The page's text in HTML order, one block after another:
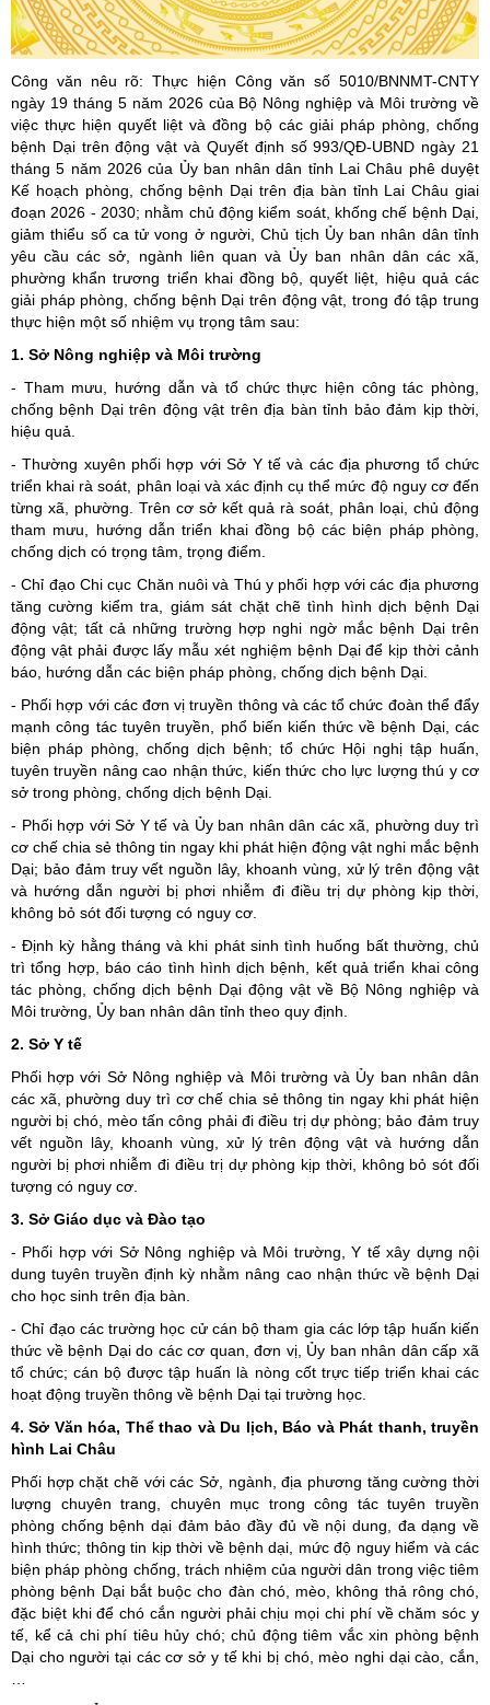
Công văn nêu rõ: Thực hiện Công văn số 5010/BNNMT-CNTY
ngày 19 tháng 5 năm 2026 của Bộ Nông nghiệp và Môi trường về
việc thực hiện quyết liệt và đồng bộ các giải pháp phòng, chống
bệnh Dại trên động vật và Quyết định số 993/QĐ-UBND ngày 21
tháng 5 năm 2026 của Ủy ban nhân dân tỉnh Lai Châu phê duyệt
Kế hoạch phòng, chống bệnh Dại trên địa bàn tỉnh Lai Châu giai
đoạn 2026 - 2030; nhằm chủ động kiểm soát, khống chế bệnh Dại,
giảm thiểu số ca tử vong ở người, Chủ tịch Ủy ban nhân dân tỉnh
yêu cầu các sở, ngành liên quan và Ủy ban nhân dân các xã,
phường khẩn trương triển khai đồng bộ, quyết liệt, hiệu quả các
giải pháp phòng, chống bệnh Dại trên động vật, trong đó tập trung
thực hiện một số nhiệm vụ trọng tâm sau:
1. Sở Nông nghiệp và Môi trường
- Tham mưu, hướng dẫn và tổ chức thực hiện công tác phòng,
chống bệnh Dại trên động vật trên địa bàn tỉnh bảo đảm kịp thời,
hiệu quả.
- Thường xuyên phối hợp với Sở Y tế và các địa phương tổ chức
triển khai rà soát, phân loại và xác định cụ thể mức độ nguy cơ đến
từng xã, phường. Trên cơ sở kết quả rà soát, phân loại, chủ động
tham mưu, hướng dẫn triển khai đồng bộ các biện pháp phòng,
chống dịch có trọng tâm, trọng điểm.
- Chỉ đạo Chi cục Chăn nuôi và Thú y phối hợp với các địa phương
tăng cường kiểm tra, giám sát chặt chẽ tình hình dịch bệnh Dại
động vật; tất cả những trường hợp nghi ngờ mắc bệnh Dại trên
động vật phải được lấy mẫu xét nghiệm bệnh Dại để kịp thời cảnh
báo, hướng dẫn các biện pháp phòng, chống dịch bệnh Dại.
- Phối hợp với các đơn vị truyền thông và các tổ chức đoàn thể đẩy
mạnh công tác tuyên truyền, phổ biến kiến thức về bệnh Dại, các
biện pháp phòng, chống dịch bệnh; tổ chức Hội nghị tập huấn,
tuyên truyền nâng cao nhận thức, kiến thức cho lực lượng thú y cơ
sở trong phòng, chống dịch bệnh Dại.
- Phối hợp với Sở Y tế và Ủy ban nhân dân các xã, phường duy trì
cơ chế chia sẻ thông tin ngay khi phát hiện động vật nghi mắc bệnh
Dại; bảo đảm truy vết nguồn lây, khoanh vùng, xử lý trên động vật
và hướng dẫn người bị phơi nhiễm đi điều trị dự phòng kịp thời,
không bỏ sót đối tượng có nguy cơ.
- Định kỳ hằng tháng và khi phát sinh tình huống bất thường, chủ
trì tổng hợp, báo cáo tình hình dịch bệnh, kết quả triển khai công
tác phòng, chống dịch bệnh Dại động vật về Bộ Nông nghiệp và
Môi trường, Ủy ban nhân dân tỉnh theo quy định.
2. Sở Y tế
Phối hợp với Sở Nông nghiệp và Môi trường và Ủy ban nhân dân
các xã, phường duy trì cơ chế chia sẻ thông tin ngay khi phát hiện
người bị chó, mèo tấn công phải đi điều trị dự phòng; bảo đảm truy
vết nguồn lây, khoanh vùng, xử lý trên động vật và hướng dẫn
người bị phơi nhiễm đi điều trị dự phòng kịp thời, không bỏ sót đối
tượng có nguy cơ.
3. Sở Giáo dục và Đào tạo
- Phối hợp với Sở Nông nghiệp và Môi trường, Y tế xây dựng nội
dung tuyên truyền định kỳ nhằm nâng cao nhận thức về bệnh Dại
cho học sinh trên địa bàn.
- Chỉ đạo các trường học cử cán bộ tham gia các lớp tập huấn kiến
thức về bệnh Dại do các cơ quan, đơn vị, Ủy ban nhân dân cấp xã
tổ chức; cán bộ được tập huấn là nòng cốt trực tiếp triển khai các
hoạt động truyền thông về bệnh Dại tại trường học.
4. Sở Văn hóa, Thể thao và Du lịch, Báo và Phát thanh, truyền
hình Lai Châu
Phối hợp chặt chẽ với các Sở, ngành, địa phương tăng cường thời
lượng chuyên trang, chuyên mục trong công tác tuyên truyền
phòng chống bệnh dại đảm bảo đầy đủ về nội dung, đa dạng về
hình thức; thông tin kịp thời về bệnh dại, mức độ nguy hiểm và các
biện pháp phòng chống, trách nhiệm của người dân trong việc tiêm
phòng bệnh Dại bắt buộc cho đàn chó, mèo, không thả rông chó,
đặc biệt khi để chó cắn người phải chịu mọi chi phí về chăm sóc y
tế, kể cả chi phí tiêu hủy chó; chủ động tiêm vắc xin phòng bệnh
Dại cho người tại các cơ sở y tế khi bị chó, mèo nghi dại cào, cắn,